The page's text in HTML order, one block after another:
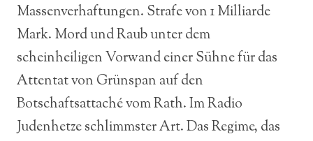
Massenverhaftungen. Strafe von 1 Milliarde
Mark. Mord und Raub unter dem
scheinheiligen Vorwand einer Sühne für das
Attentat von Grünspan auf den
Botschaftsattaché vom Rath. Im Radio
Judenhetze schlimmster Art. Das Regime, das